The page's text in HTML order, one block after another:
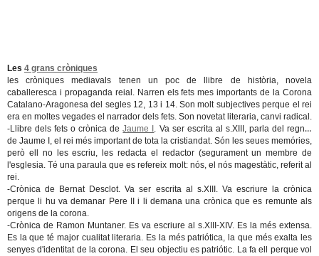
Les 4 grans cròniques
les cròniques mediavals tenen un poc de llibre de història, novela
caballeresca i propaganda reial. Narren els fets mes importants de la Corona
Catalano-Aragonesa del segles 12, 13 i 14. Son molt subjectives perque el rei
era en moltes vegades el narrador dels fets. Son novetat literaria, canvi radical.
-Llibre dels fets o crònica deJaume I . Va ser escrita al s.XIII, parla del regnat
de Jaume I, el rei més important de tota la cristiandat. Són les seues memóries,
però ell no les escriu, les redacta el redactor (segurament un membre de
l'esglesia. Té una paraula que es refereix molt: nós, el nós magestàtic, referit al
rei.
-Crònica de Bernat Desclot. Va ser escrita al s.XIII. Va escriure la crònica
perque li hu va demanar Pere II i li demana una crònica que es remunte als
origens de la corona.
-Crònica de Ramon Muntaner. Es va escriure al s.XIII-XIV. Es la més extensa.
Es la que té major cualitat literaria. Es la més patriótica, la que més exalta les
senyes d'identitat de la corona. El seu objectiu es patriótic. La fa ell perque vol